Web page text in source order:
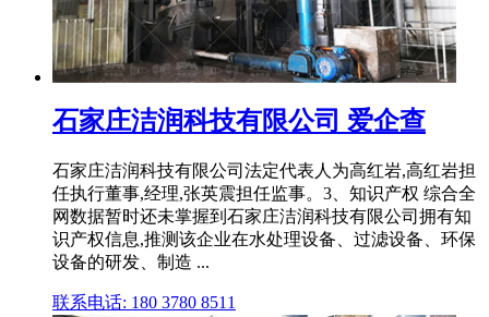
石家庄洁润科技有限公司 爱企查
石家庄洁润科技有限公司法定代表人为高红岩,高红岩担
任执行董事,经理,张英震担任监事。3、知识产权 综合全
网数据暂时还未掌握到石家庄洁润科技有限公司拥有知
识产权信息,推测该企业在水处理设备、过滤设备、环保
设备的研发、制造 ...
联系电话: 180 3780 8511